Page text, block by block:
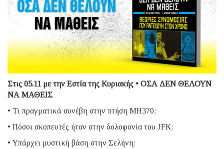
Στις 05.11 με την Εστία της Κυριακής • ΟΣΑ ΔΕΝ ΘΕΛΟΥΝ
ΝΑ ΜΑΘΕΙΣ
• Τι πραγματικά συνέβη στην πτήση MH370;
• Πόσοι σκοπευτές ήταν στην δολοφονία του JFK;
• Υπάρχει μυστική βάση στην Σελήνη;